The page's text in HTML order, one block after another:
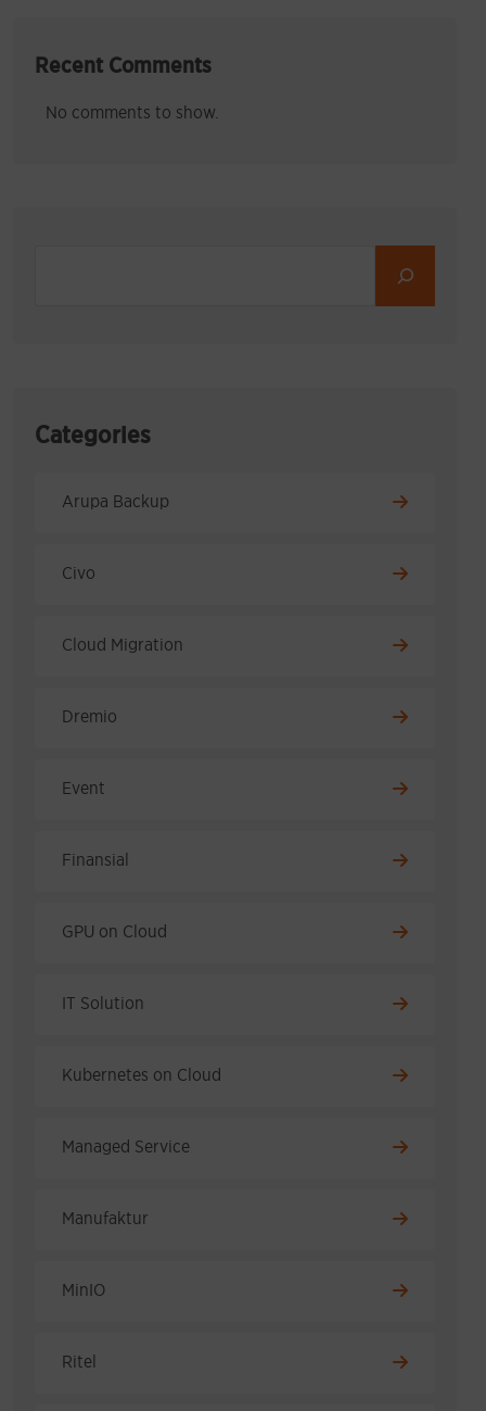
Recent Comments
No comments to show.
Categories
Arupa Backup
Civo
Cloud Migration
Dremio
Event
Finansial
GPU on Cloud
IT Solution
Kubernetes on Cloud
Managed Service
Manufaktur
MinIO
Ritel